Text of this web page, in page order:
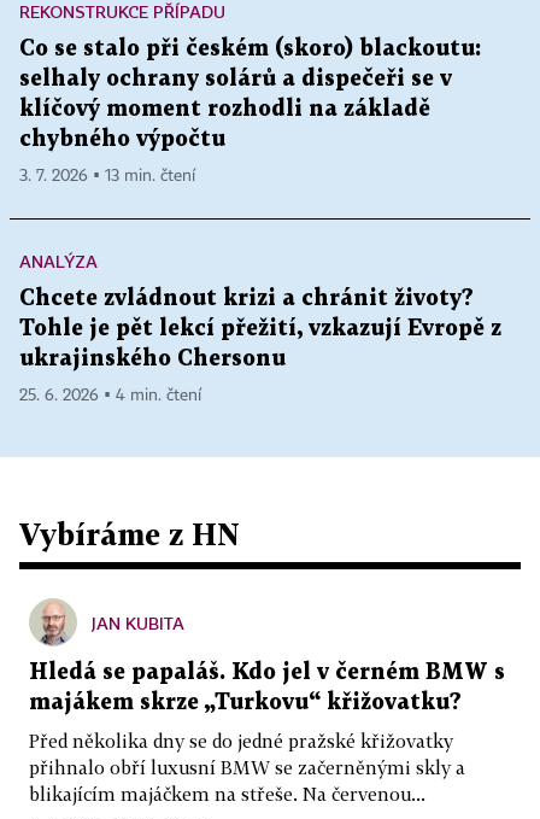
REKONSTRUKCE PŘÍPADU
Co se stalo při českém (skoro) blackoutu:
selhaly ochrany solárů a dispečeři se v
klíčový moment rozhodli na základě
chybného výpočtu
3. 7. 2026 ▪ 13 min. čtení
ANALÝZA
Chcete zvládnout krizi a chránit životy?
Tohle je pět lekcí přežití, vzkazují Evropě z
ukrajinského Chersonu
25. 6. 2026 ▪ 4 min. čtení
Vybíráme z HN
JAN KUBITA
Hledá se papaláš. Kdo jel v černém BMW s
majákem skrze „Turkovu“ křižovatku?
Před několika dny se do jedné pražské křižovatky
přihnalo obří luxusní BMW se začerněnými skly a
blikajícím majáčkem na střeše. Na červenou...